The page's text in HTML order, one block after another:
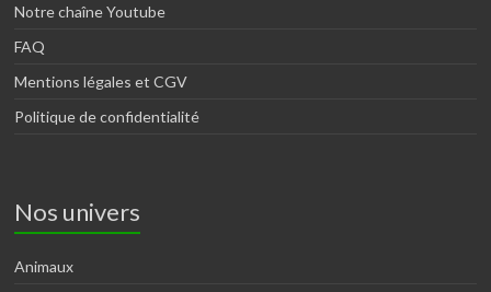
Notre chaîne Youtube
FAQ
Mentions légales et CGV
Politique de confidentialité
Nos univers
Animaux